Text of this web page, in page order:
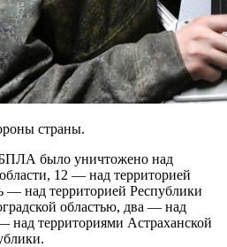
страны.
было уничтожено над
12 — над территорией
— над территорией Республики
областью, два — над
над территориями Астраханской